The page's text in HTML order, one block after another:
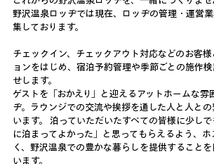
野沢温泉ロッヂでは現在、ロッヂの管理・運営
集しております。
チェックイン、チェックアウト対応などのお客
ョンをはじめ、宿泊予約管理や季節ごとの施作
せします。
ゲストを「おかえり」と迎えるアットホームな雰
ヂ。ラウンジでの交流や挨拶を通した人と人と
います。 泊っていただいたすべての皆様に少し
に泊まってよかった」と思ってもらえるよう、ホ
く、野沢温泉での豊かな暮らしを提供すること
います。